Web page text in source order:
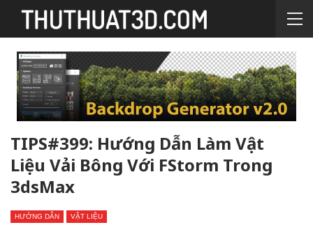
TIPS#399: Hướng Dẫn Làm Vật
Liệu Vải Bông Với FStorm Trong
3dsMax
HƯỚNG DẪN VẬT LIỆU